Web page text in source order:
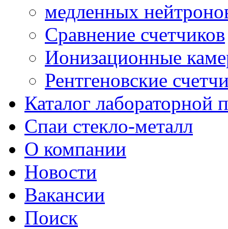
медленных
Сравнение счетчиков
Ионизационные
Рентгеновские
Каталог лабораторной
Спаи стекло-металл
О компании
Новости
Вакансии
Поиск